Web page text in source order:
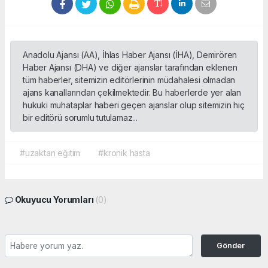
Anadolu Ajansı (AA), İhlas Haber Ajansı (İHA), Demirören
Haber Ajansı (DHA) ve diğer ajanslar tarafından eklenen
tüm haberler, sitemizin editörlerinin müdahalesi olmadan
ajans kanallarından çekilmektedir. Bu haberlerde yer alan
hukuki muhataplar haberi geçen ajanslar olup sitemizin hiç
bir editörü sorumlu tutulamaz...
#uzaktan eğitim #kronik hasta
Okuyucu Yorumları (0)
Gönder